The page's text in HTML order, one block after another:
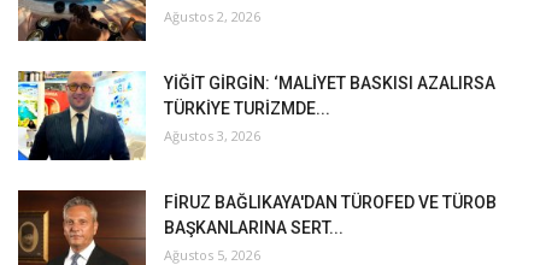
Ağustos 2, 2026
YİĞİT GİRGİN: ‘MALİYET BASKISI AZALIRSA
TÜRKİYE TURİZMDE...
Ağustos 3, 2026
FİRUZ BAĞLIKAYA'DAN TÜROFED VE TÜROB
BAŞKANLARINA SERT...
Ağustos 5, 2026